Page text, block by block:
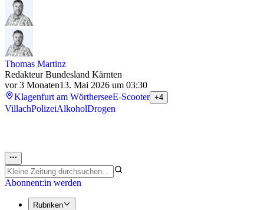
Thomas Martinz
Redakteur Bundesland Kärnten
vor 3 Monaten13. Mai 2026 um 03:30
Klagenfurt am WörtherseeE-Scooter +4
VillachPolizeiAlkoholDrogen
Abonnent:in werden
Rubriken